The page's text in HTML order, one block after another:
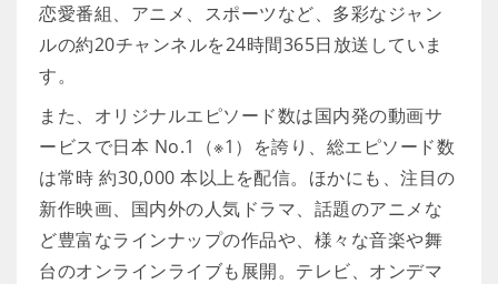
恋愛番組、アニメ、スポーツなど、多彩なジャン
ルの約20チャンネルを24時間365日放送していま
す。
また、オリジナルエピソード数は国内発の動画サ
ービスで日本 No.1（※1）を誇り、総エピソード数
は常時 約30,000 本以上を配信。ほかにも、注目の
新作映画、国内外の人気ドラマ、話題のアニメな
ど豊富なラインナップの作品や、様々な音楽や舞
台のオンラインライブも展開。テレビ、オンデマ